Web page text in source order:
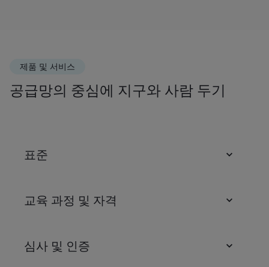
제품 및 서비스
공급망의 중심에 지구와 사람 두기
표준
교육 과정 및 자격
심사 및 인증